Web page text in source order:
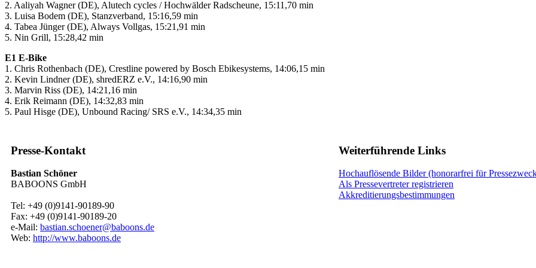
2. Aaliyah Wagner (DE), Alutech cycles / Hochwälder Radscheune, 15:11,70 min
3. Luisa Bodem (DE), Stanzverband, 15:16,59 min
4. Tabea Jünger (DE), Always Vollgas, 15:21,91 min
5. Nin Grill, 15:28,42 min
E1 E-Bike
1. Chris Rothenbach (DE), Crestline powered by Bosch Ebikesystems, 14:06,15 min
2. Kevin Lindner (DE), shredERZ e.V., 14:16,90 min
3. Marvin Riss (DE), 14:21,16 min
4. Erik Reimann (DE), 14:32,83 min
5. Paul Hisge (DE), Unbound Racing/ SRS e.V., 14:34,35 min
Presse-Kontakt
Bastian Schöner
BABOONS GmbH
Tel: +49 (0)9141-90189-90
Fax: +49 (0)9141-90189-20
e-Mail: bastian.schoener@baboons.de
Web: http://www.baboons.de
Weiterführende Links
Hochauflösende Bilder (honorarfrei für
Als Pressevertreter registrieren
Akkreditierungsbestimmungen